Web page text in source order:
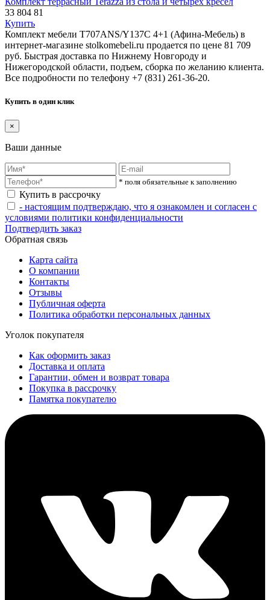
33 804 81
Купить
Комплект мебели T707ANS/Y137C 4+1 (Афина-Мебель) в
интернет-магазине stolkomebeli.ru продается по цене 81 709
руб. Быстрая доставка по Нижнему Новгороду и
Нижегородской области, подъем, сборка по желанию клиента.
Все подробности по телефону +7 (831) 261-36-20.
Купить в один клик
×
Ваши данные
* поля обязательные к заполнению
Купить в рассрочку
- настоящим подтверждаю, что я ознакомлен и согласен с
условиями политики конфиденциальности
Подтвердить заказ
Обратная связь
Карта сайта
О компании
Контакты
Отзывы
Публичная оферта
Политика обработки персональных данных
Уголок покупателя
Как оформить заказ
Доставка и оплата
Гарантии, обмен и возврат товара
Покупка в рассрочку
Памятка покупателю